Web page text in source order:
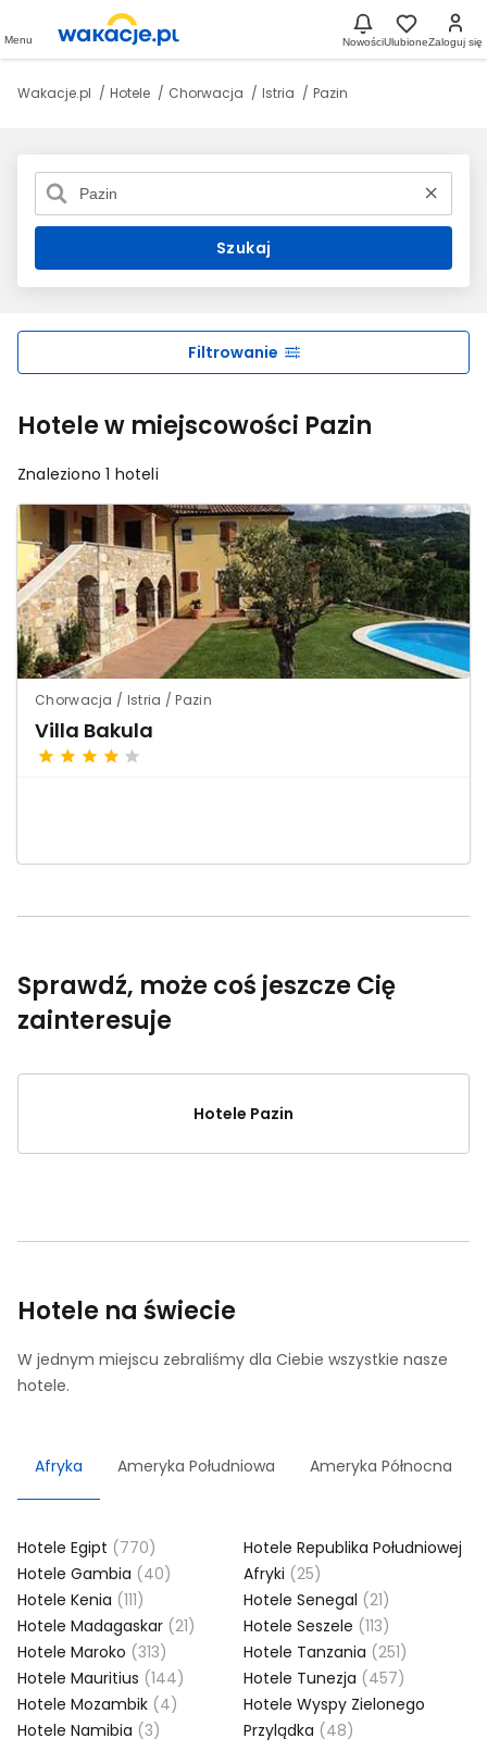
Menu NowościUlubioneZaloguj się
Wakacje.pl Hotele Chorwacja Istria Pazin
Szukaj
Hotele w miejscowości Pazin
Filtrowanie
Znaleziono 1 hoteli
Chorwacja / Istria / Pazin
Villa Bakula
Sprawdź, może coś jeszcze Cię
zainteresuje
Hotele Pazin
Hotele na świecie
W jednym miejscu zebraliśmy dla Ciebie wszystkie nasze
hotele.
Afryka Ameryka Południowa Ameryka Północna
Hotele Egipt (770)
Hotele Gambia (40)
Hotele Kenia (111)
Hotele Madagaskar (21)
Hotele Maroko (313)
Hotele Mauritius (144)
Hotele Mozambik (4)
Hotele Namibia (3)
Hotele Republika Południowej
Afryki (25)
Hotele Senegal (21)
Hotele Seszele (113)
Hotele Tanzania (251)
Hotele Tunezja (457)
Hotele Wyspy Zielonego
Przylądka (48)